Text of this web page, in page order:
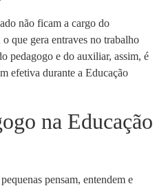
não ficam a cargo do
que gera entraves no trabalho
pedagogo e do auxiliar, assim, é
efetiva durante a Educação
na Educação
pensam, entendem e